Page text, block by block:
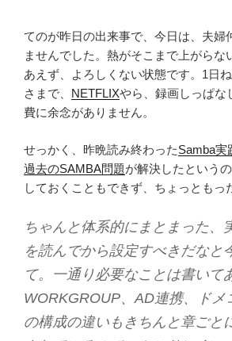
てのが昨日の出来事で、今日は、夫婦
ませんでした。熱がそこまで上がらな
あえず、よろしくない状態です。1日
さまで、 NETFLIXやら、録画しっぱな
費に余念がありません。
せっかく、昨晩読み終わったSamba実
過去のSAMBA問題が解決したという
しておくこともできず、ちょっともっ
ちゃんと体系的にまとまった、
を読んでから設定すべきだなと
て。一通り必要なことは書いて
WORKGROUP、AD連携、ドメ
の構成の違いもきちんと章ごと